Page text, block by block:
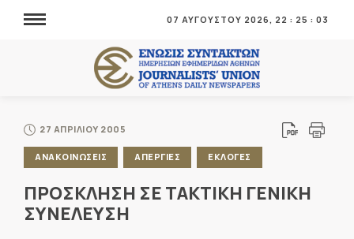
07 ΑΥΓΟΥΣΤΟΥ 2026, 22 : 25 : 04
27 ΑΠΡΙΛΙΟΥ 2005
ΑΝΑΚΟΙΝΩΣΕΙΣ ΑΠΕΡΓΙΕΣ ΕΚΛΟΓΕΣ
ΠΡΟΣΚΛΗΣΗ ΣΕ ΤΑΚΤΙΚΗ ΓΕΝΙΚΗ
ΣΥΝΕΛΕΥΣΗ